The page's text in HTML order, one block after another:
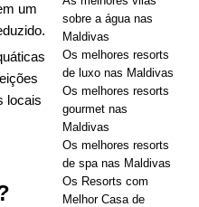
um
locais
sobre a água nas
Maldivas
Os melhores resorts
de luxo nas Maldivas
Os melhores resorts
gourmet nas
Maldivas
Os melhores resorts
de spa nas Maldivas
Os Resorts com
Melhor Casa de